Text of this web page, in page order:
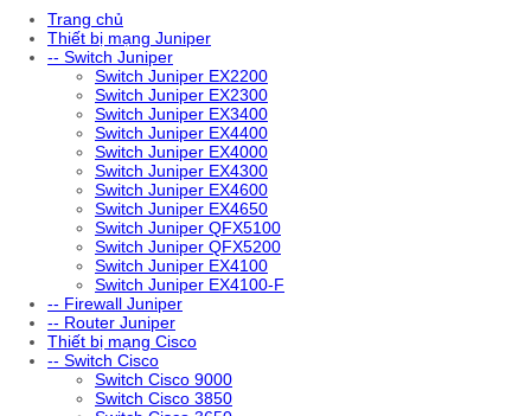
Trang chủ
Thiết bị mạng Juniper
-- Switch Juniper
Switch Juniper EX2200
Switch Juniper EX2300
Switch Juniper EX3400
Switch Juniper EX4400
Switch Juniper EX4000
Switch Juniper EX4300
Switch Juniper EX4600
Switch Juniper EX4650
Switch Juniper QFX5100
Switch Juniper QFX5200
Switch Juniper EX4100
Switch Juniper EX4100-F
-- Firewall Juniper
-- Router Juniper
Thiết bị mạng Cisco
-- Switch Cisco
Switch Cisco 9000
Switch Cisco 3850